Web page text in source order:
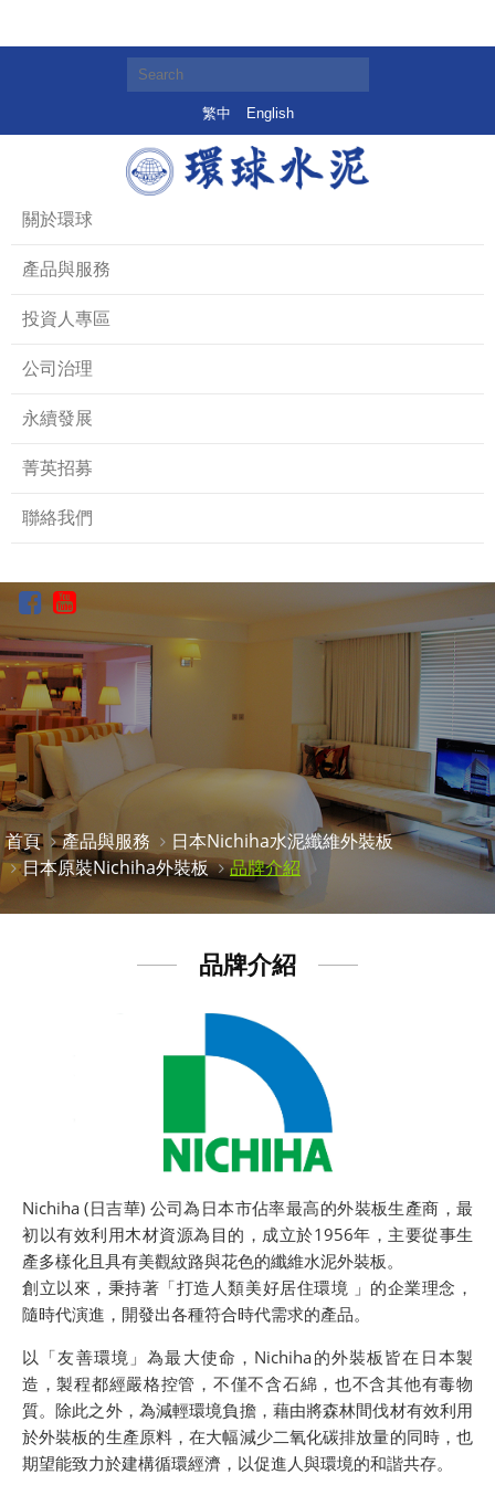
繁中 English
關於環球
產品與服務
投資人專區
公司治理
永續發展
菁英招募
聯絡我們
首頁 產品與服務
日本Nichiha水泥纖維外裝板
日本原裝Nichiha外裝板
品牌介紹
品牌介紹
Nichiha (日吉華) 公司為日本市佔率最高的外裝板生產商，最
初以有效利用木材資源為目的，成立於1956年，主要從事生
產多樣化且具有美觀紋路與花色的纖維水泥外裝板。
創立以來，秉持著「打造人類美好居住環境 」的企業理念，
隨時代演進，開發出各種符合時代需求的產品。
以「友善環境」為最大使命，Nichiha的外裝板皆在日本製
造，製程都經嚴格控管，不僅不含石綿，也不含其他有毒物
質。除此之外，為減輕環境負擔，藉由將森林間伐材有效利用
於外裝板的生產原料，在大幅減少二氧化碳排放量的同時，也
期望能致力於建構循環經濟，以促進人與環境的和諧共存。